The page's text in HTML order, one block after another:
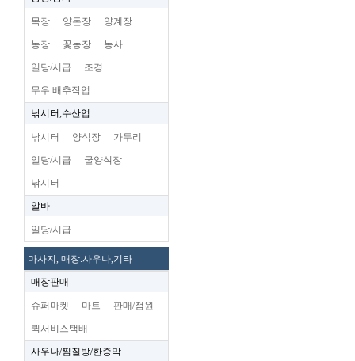
목장 양돈장 양계장
농장 꽃농장 농사
일당/시급 조경
무우 배추작업
낚시터,수산업
낚시터 양식장 가두리
일당/시급 굴양식장
낚시터
알바
일당/시급
마사지, 매장.사우나,기타
매장판매
슈퍼마켓 마트 판매/점원
퀵서비스택배
사우나/찜질방/한증막